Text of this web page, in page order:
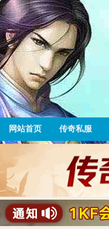
网站首页 传奇私服